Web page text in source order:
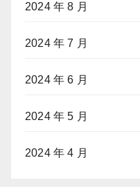
2024 年 8 月
2024 年 7 月
2024 年 6 月
2024 年 5 月
2024 年 4 月